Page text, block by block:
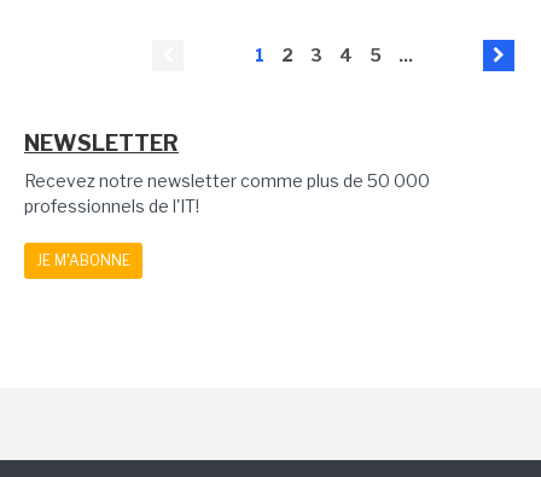
1 2 3 4 5 ...
NEWSLETTER
Recevez notre newsletter comme plus de 50 000
professionnels de l'IT!
JE M'ABONNE